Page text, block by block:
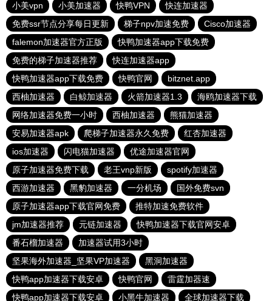
小美vpn
小美加速器 快鸭VPN
快连加速器
免费ssr节点分享每日更新
梯子npv加速免费
Cisco加速器
falemon加速器官方正版
快鸭加速器app下载免费
免费的梯子加速器推荐
快连加速器app
快鸭加速器app下载免费
快鸭官网
bitznet.app
西柚加速器
白鲸加速器 火箭加速器1.3
海鸥加速器下载
网络加速器免费一小时
西柚加速器
熊猫加速器
安易加速器apk
爬梯子加速器永久免费
红杏加速器
ios加速器
闪电猫加速器
优途加速器官网
原子加速器免费下载
老王vnp新版
spotify加速器
西游加速器
黑豹加速器 一分机场
国外免费svn
原子加速器app下载官网免费
推特加速免费软件
jm加速器推荐
元链加速器
快鸭加速器下载官网安卓
番石榴加速器
加速器试用3小时
坚果海外加速器_坚果VP加速器
黑洞加速器
快鸭app加速器下载安卓
快鸭官网
雷霆加器速
快鸭app加速器下载安卓
小黑牛加速器 全球加速器下载